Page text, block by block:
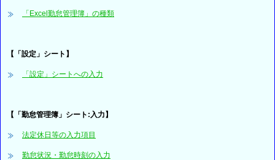
「Excel勤怠管理簿」の種類
【「設定」シート】
「設定」シートへの入力
【「勤怠管理簿」シート:入力】
法定休日等の入力項目
勤怠状況・勤怠時刻の入力